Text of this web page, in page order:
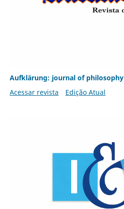
Aufklärung: journal of philosophy
Acessar revista
Edição Atual